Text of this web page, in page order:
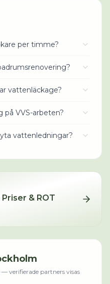
per timme?
vattenläckage?
på VVS-arbeten?
vattenledningar?
Priser & ROT
verifierade partners visas